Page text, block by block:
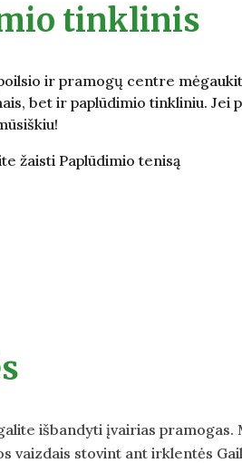
tinklinis
ir pramogų centre
bet ir paplūdimio tinkliniu. Jei
žaisti Paplūdimio tenisą
išbandyti įvairias pramogas.
vaizdais stovint ant irklentės